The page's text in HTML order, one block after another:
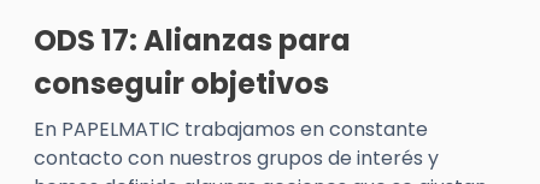
ODS 17: Alianzas para
conseguir objetivos
En PAPELMATIC trabajamos en constante
contacto con nuestros grupos de interés y